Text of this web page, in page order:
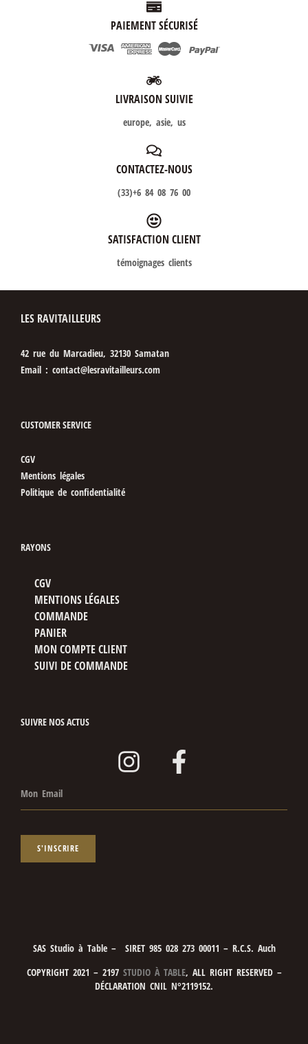
PAIEMENT SÉCURISÉ
LIVRAISON SUIVIE
europe, asie, us
CONTACTEZ-NOUS
(33)+6 84 08 76 00
SATISFACTION CLIENT
témoignages clients
LES RAVITAILLEURS
42 rue du Marcadieu, 32130 Samatan
Email : contact@lesravitailleurs.com
CUSTOMER SERVICE
CGV
Mentions légales
Politique de confidentialité
RAYONS
CGV
MENTIONS LÉGALES
COMMANDE
PANIER
MON COMPTE CLIENT
SUIVI DE COMMANDE
SUIVRE NOS ACTUS
S'INSCRIRE
SAS Studio à Table – SIRET 985 028 273 00011 – R.C.S. Auch
COPYRIGHT 2021 – 2197STUDIO À TABLE, ALL RIGHT RESERVED –
DÉCLARATION CNIL N°2119152.